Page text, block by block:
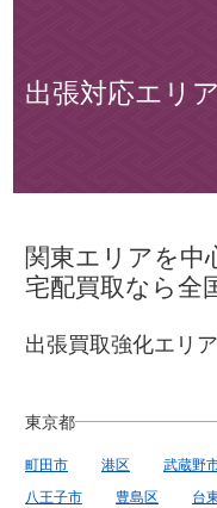
出張対応エリア
関東エリアを中
宅配買取なら全
出張買取強化エリ
東京都
町田市 港区 武蔵野
八王子市
豊島区 台